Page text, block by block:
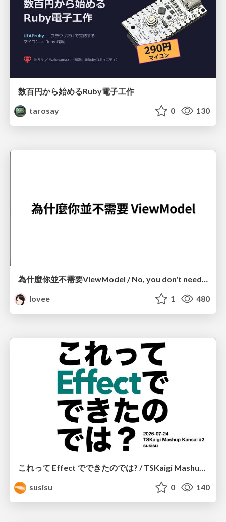
数百円から始めるRuby電子工作
tarosay
0 130
為什麼你並不需要ViewModel / No, you don't need a ViewModel
lovee
1 480
susisu
0 140